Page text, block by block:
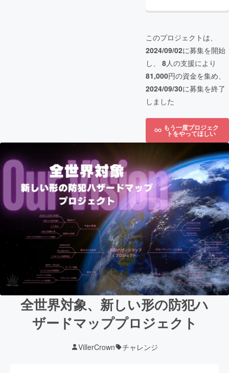
このプロジェクトは、
2024/09/02に募集を開始
し、 8人の支援により
81,000円の資金を集め、
2024/09/30に募集を終了
しました
もう一度プロジェク
トをやってほしい
全世界対象、新しい形の防犯ハ
ザードマッププロジェクト
VillerCrown チャレンジ